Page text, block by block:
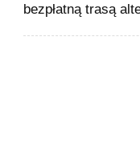
bezpłatną trasą